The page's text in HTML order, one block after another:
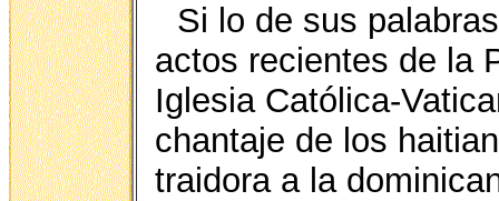
Si lo de sus
actos recientes de la
Iglesia Católica-
chantaje de los
traidora a la